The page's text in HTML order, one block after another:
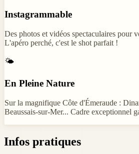
Instagrammable
Des photos et vidéos spectaculaires pour
L'apéro perché, c'est le shot parfait !
🌤️
En Pleine Nature
Sur la magnifique Côte d'Émeraude :
Beaussais-sur-Mer... Cadre exceptionnel
Infos pratiques